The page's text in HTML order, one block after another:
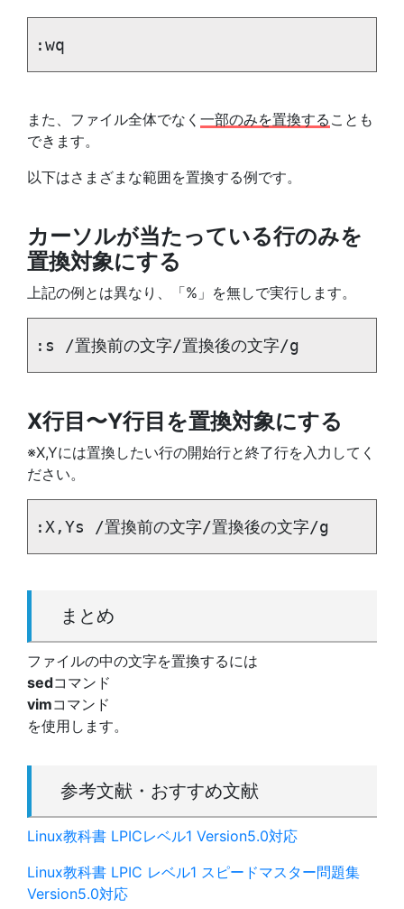
:wq
また、ファイル全体でなく 一部のみを置換する ことも
できます。
以下はさまざまな範囲を置換する例です。
カーソルが当たっている行のみを
置換対象にする
上記の例とは異なり、「%」を無しで実行します。
:s /置換前の文字/置換後の文字/g
X行目〜Y行目を置換対象にする
※X,Yには置換したい行の開始行と終了行を入力してく
ださい。
:X,Ys /置換前の文字/置換後の文字/g
まとめ
ファイルの中の文字を置換するには
sedコマンド
vimコマンド
を使用します。
参考文献・おすすめ文献
Linux教科書 LPICレベル1 Version5.0対応
Linux教科書 LPIC レベル1 スピードマスター問題集
Version5.0対応